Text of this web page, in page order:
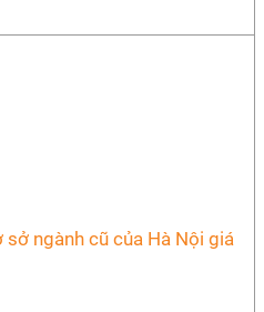
sở ngành cũ của Hà Nội giá